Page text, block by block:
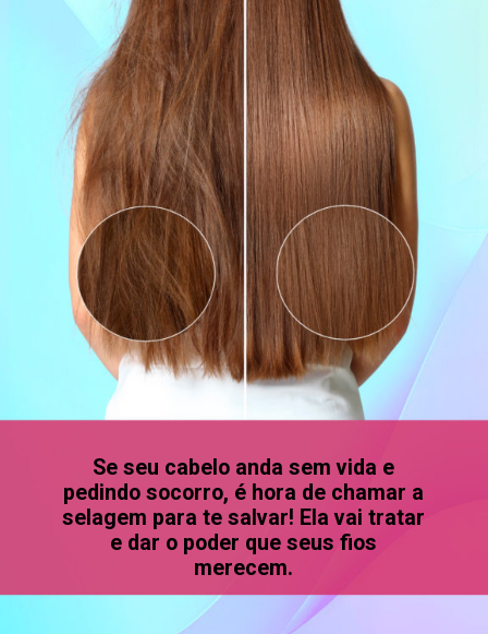
Se seu cabelo anda sem vida e
pedindo socorro, é hora de chamar a
selagem para te salvar! Ela vai tratar
e dar o poder que seus fios
merecem.